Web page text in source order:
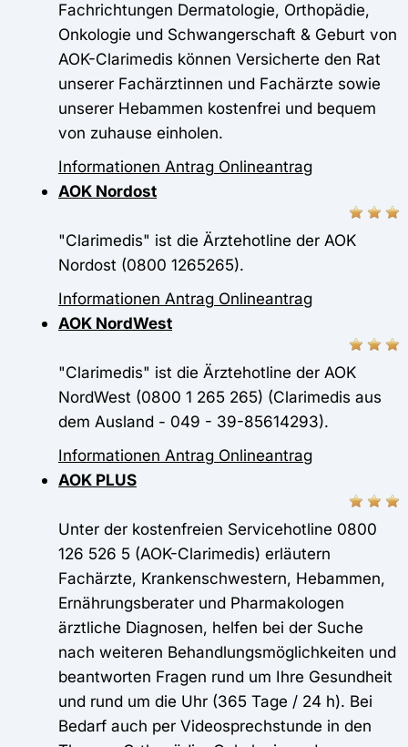
Fachrichtungen Dermatologie, Orthopädie,
Onkologie und Schwangerschaft & Geburt von
AOK-Clarimedis können Versicherte den Rat
unserer Fachärztinnen und Fachärzte sowie
unserer Hebammen kostenfrei und bequem
von zuhause einholen.
Informationen Antrag Onlineantrag
AOK Nordost
"Clarimedis" ist die Ärztehotline der AOK
Nordost (0800 1265265).
Informationen Antrag Onlineantrag
AOK NordWest
"Clarimedis" ist die Ärztehotline der AOK
NordWest (0800 1 265 265) (Clarimedis aus
dem Ausland - 049 - 39-85614293).
Informationen Antrag Onlineantrag
AOK PLUS
Unter der kostenfreien Servicehotline 0800
126 526 5 (AOK-Clarimedis) erläutern
Fachärzte, Krankenschwestern, Hebammen,
Ernährungsberater und Pharmakologen
ärztliche Diagnosen, helfen bei der Suche
nach weiteren Behandlungsmöglichkeiten und
beantworten Fragen rund um Ihre Gesundheit
und rund um die Uhr (365 Tage / 24 h). Bei
Bedarf auch per Videosprechstunde in den